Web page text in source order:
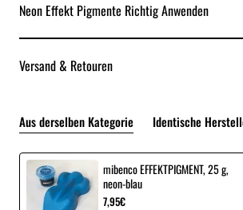
Neon Effekt Pigmente Richtig Anwenden
Versand & Retouren
Aus derselben Kategorie Identische
mibenco EFFEKTPIGMENT, 25 g,
neon-blau
7,95€